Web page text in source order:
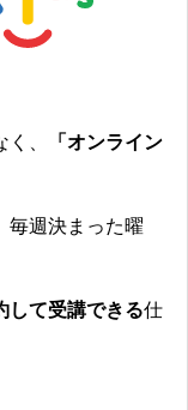
、
「オンライン
毎週決まった曜
して受講できる仕